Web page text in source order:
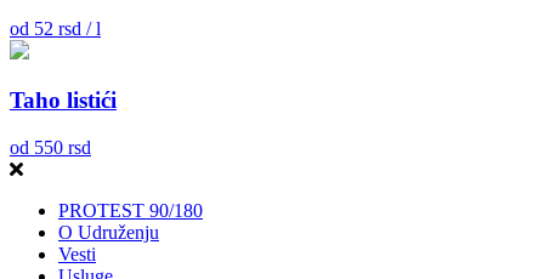
od 52 rsd / l
Taho listići
od 550 rsd
PROTEST 90/180
O Udruženju
Vesti